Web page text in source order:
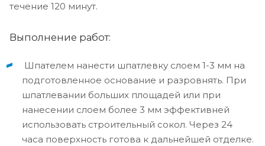
течение 120 минут.
Выполнение работ:
Шпателем нанести шпатлевку слоем 1-3 мм на
подготовленное основание и разровнять. При
шпатлевании больших площадей или при
нанесении слоем более 3 мм эффективней
использовать строительный сокол. Через 24
часа поверхность готова к дальнейшей отделке.